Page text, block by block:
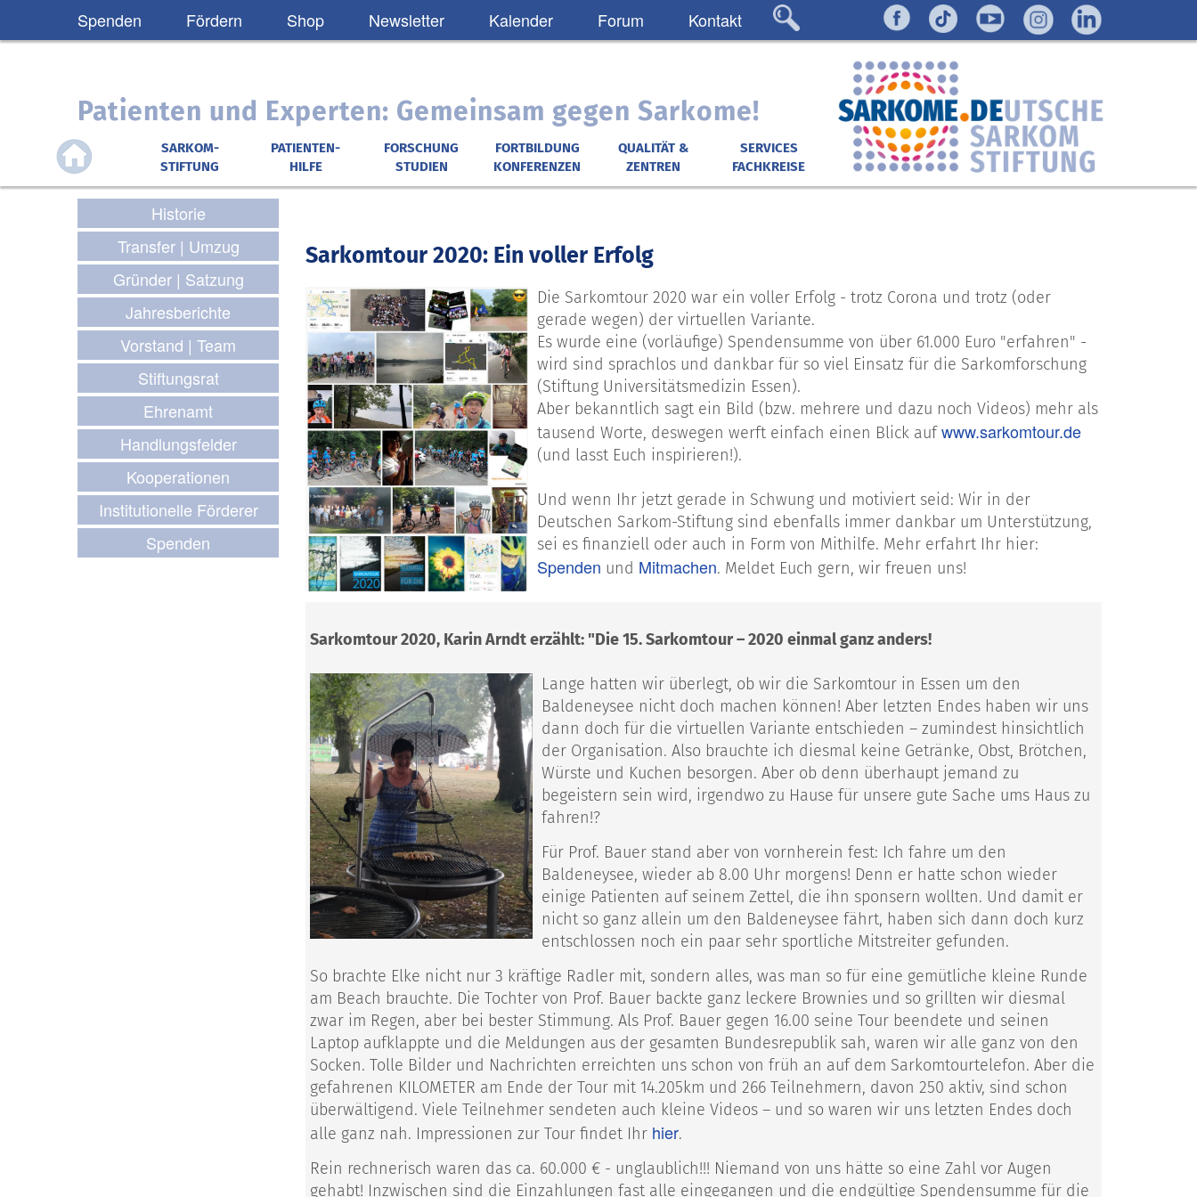
Spenden Fördern Shop Newsletter Kalender Forum Kontakt
Patienten und Experten: Gemeinsam gegen Sarkome!
SARKOM-
STIFTUNG
PATIENTEN-
HILFE
FORSCHUNG
STUDIEN
FORTBILDUNG
KONFERENZEN
QUALITÄT &
ZENTREN
SERVICES
FACHKREISE
Historie
Transfer | Umzug
Gründer | Satzung
Jahresberichte
Vorstand | Team
Stiftungsrat
Ehrenamt
Handlungsfelder
Kooperationen
Institutionelle Förderer
Spenden
Sarkomtour 2020: Ein voller Erfolg
Die Sarkomtour 2020 war ein voller Erfolg - trotz Corona und trotz (oder
gerade wegen) der virtuellen Variante.
Es wurde eine (vorläufige) Spendensumme von über 61.000 Euro "erfahren" -
wird sind sprachlos und dankbar für so viel Einsatz für die Sarkomforschung
(Stiftung Universitätsmedizin Essen).
Aber bekanntlich sagt ein Bild (bzw. mehrere und dazu noch Videos) mehr als
tausend Worte, deswegen werft einfach einen Blick aufwww.sarkomtour.de
(und lasst Euch inspirieren!).
Und wenn Ihr jetzt gerade in Schwung und motiviert seid: Wir in der
Deutschen Sarkom-Stiftung sind ebenfalls immer dankbar um Unterstützung,
sei es finanziell oder auch in Form von Mithilfe. Mehr erfahrt Ihr hier:
Spenden und Mitmachen. Meldet Euch gern, wir freuen uns!
Sarkomtour 2020, Karin Arndt erzählt: "Die 15. Sarkomtour – 2020 einmal ganz anders!
Lange hatten wir überlegt, ob wir die Sarkomtour in Essen um den
Baldeneysee nicht doch machen können! Aber letzten Endes haben wir uns
dann doch für die virtuellen Variante entschieden – zumindest hinsichtlich
der Organisation. Also brauchte ich diesmal keine Getränke, Obst, Brötchen,
Würste und Kuchen besorgen. Aber ob denn überhaupt jemand zu
begeistern sein wird, irgendwo zu Hause für unsere gute Sache ums Haus zu
fahren!?
Für Prof. Bauer stand aber von vornherein fest: Ich fahre um den
Baldeneysee, wieder ab 8.00 Uhr morgens! Denn er hatte schon wieder
einige Patienten auf seinem Zettel, die ihn sponsern wollten. Und damit er
nicht so ganz allein um den Baldeneysee fährt, haben sich dann doch kurz
entschlossen noch ein paar sehr sportliche Mitstreiter gefunden.
So brachte Elke nicht nur 3 kräftige Radler mit, sondern alles, was man so für eine gemütliche kleine Runde
am Beach brauchte. Die Tochter von Prof. Bauer backte ganz leckere Brownies und so grillten wir diesmal
zwar im Regen, aber bei bester Stimmung. Als Prof. Bauer gegen 16.00 seine Tour beendete und seinen
Laptop aufklappte und die Meldungen aus der gesamten Bundesrepublik sah, waren wir alle ganz von den
Socken. Tolle Bilder und Nachrichten erreichten uns schon von früh an auf dem Sarkomtourtelefon. Aber die
gefahrenen KILOMETER am Ende der Tour mit 14.205km und 266 Teilnehmern, davon 250 aktiv, sind schon
überwältigend. Viele Teilnehmer sendeten auch kleine Videos – und so waren wir uns letzten Endes doch
alle ganz nah. Impressionen zur Tour findet Ihr hier.
Rein rechnerisch waren das ca. 60.000 € - unglaublich!!! Niemand von uns hätte so eine Zahl vor Augen
gehabt! Inzwischen sind die Einzahlungen fast alle eingegangen und die endgültige Spendensumme für die